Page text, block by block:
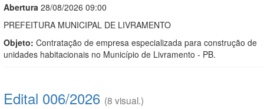
Abertura 28/08/2026 09:00
PREFEITURA MUNICIPAL DE LIVRAMENTO
Objeto: Contratação de empresa especializada para construção de
unidades habitacionais no Município de Livramento - PB.
Edital 006/2026 (8 visual.)